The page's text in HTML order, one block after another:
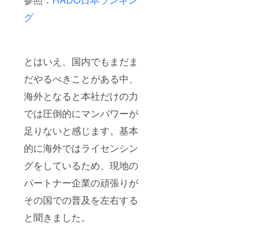
グ
とはいえ、国内でもまだま
だやるべきことがある中、
海外となると本社だけの力
では圧倒的にマンパワーが
足りないと感じます。基本
的に海外ではライセンシン
グをしているため、現地の
パートナー企業の頑張りが
その国での普及を左右する
と聞きました。